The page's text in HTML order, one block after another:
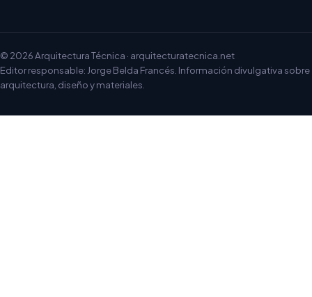
© 2026 Arquitectura Técnica · arquitecturatecnica.net
Editor responsable: Jorge Belda Francés. Información divulgativa sobre
arquitectura, diseño y materiales.